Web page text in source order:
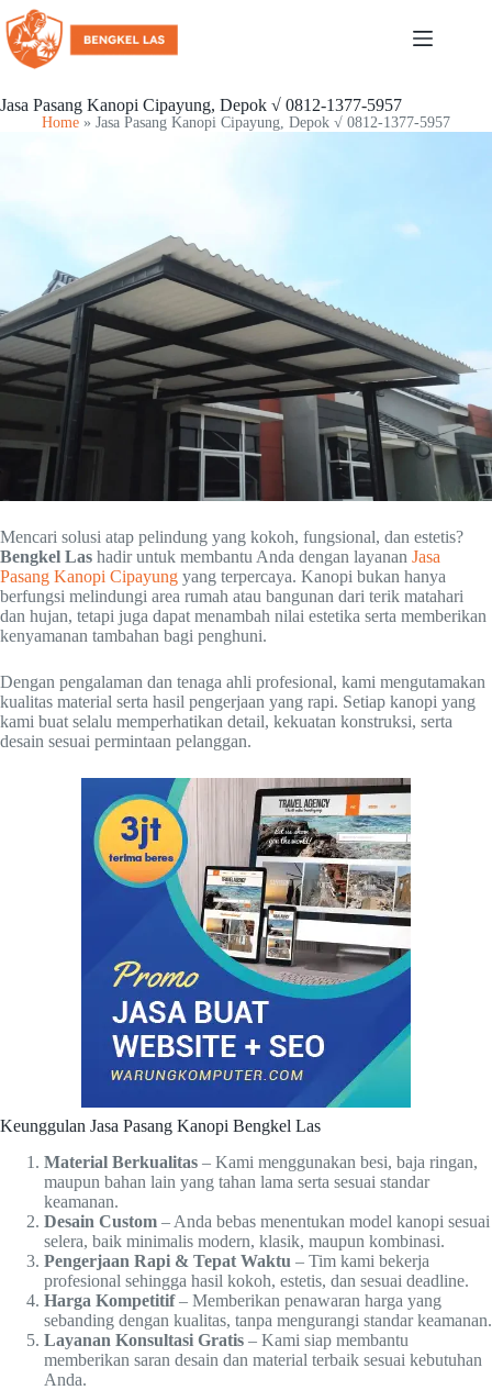
Jasa Pasang Kanopi Cipayung, Depok √ 0812-1377-5957
Home » Jasa Pasang Kanopi Cipayung, Depok √ 0812-1377-5957
Mencari solusi atap pelindung yang kokoh, fungsional, dan estetis?
Bengkel Las hadir untuk membantu Anda dengan layanan Jasa
Pasang Kanopi Cipayung yang terpercaya. Kanopi bukan hanya
berfungsi melindungi area rumah atau bangunan dari terik matahari
dan hujan, tetapi juga dapat menambah nilai estetika serta memberikan
kenyamanan tambahan bagi penghuni.
Dengan pengalaman dan tenaga ahli profesional, kami mengutamakan
kualitas material serta hasil pengerjaan yang rapi. Setiap kanopi yang
kami buat selalu memperhatikan detail, kekuatan konstruksi, serta
desain sesuai permintaan pelanggan.
Keunggulan Jasa Pasang Kanopi Bengkel Las
Material Berkualitas – Kami menggunakan besi, baja ringan,
maupun bahan lain yang tahan lama serta sesuai standar
keamanan.
Desain Custom – Anda bebas menentukan model kanopi sesuai
selera, baik minimalis modern, klasik, maupun kombinasi.
Pengerjaan Rapi & Tepat Waktu – Tim kami bekerja
profesional sehingga hasil kokoh, estetis, dan sesuai deadline.
Harga Kompetitif– Memberikan penawaran harga yang
sebanding dengan kualitas, tanpa mengurangi standar keamanan.
Layanan Konsultasi Gratis – Kami siap membantu
memberikan saran desain dan material terbaik sesuai kebutuhan
Anda.